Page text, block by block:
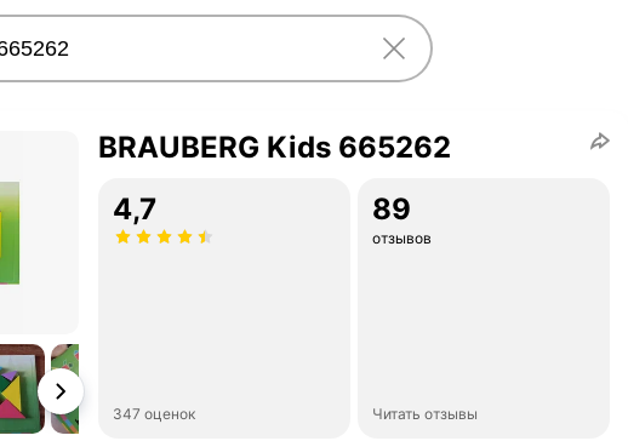
BRAUBERG Kids 665262
4,7
347 оценок
89
отзывов
Читать отзывы